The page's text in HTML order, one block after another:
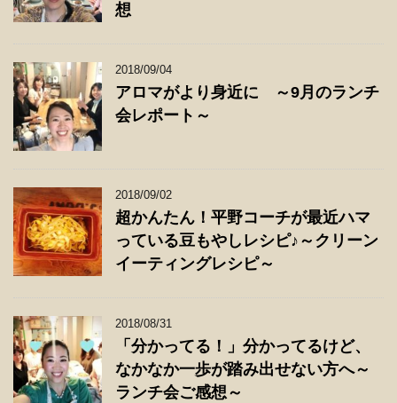
想
2018/09/04
アロマがより身近に ～9月のランチ
会レポート～
2018/09/02
超かんたん！平野コーチが最近ハマ
っている豆もやしレシピ♪～クリーン
イーティングレシピ～
2018/08/31
「分かってる！」分かってるけど、
なかなか一歩が踏み出せない方へ～
ランチ会ご感想～